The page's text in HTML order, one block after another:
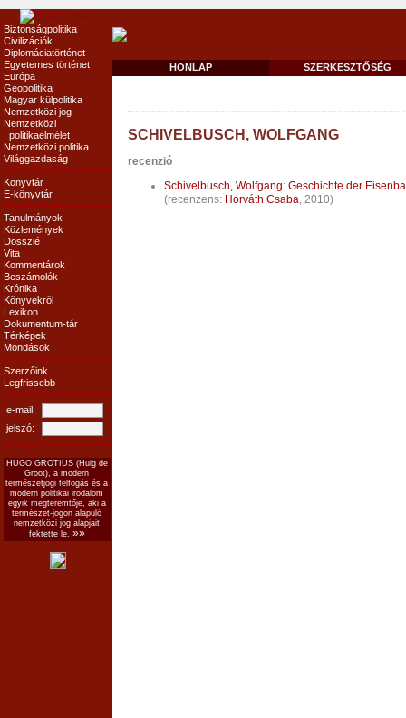
Biztonságpolitika
Civilizációk
Diplomáciatörténet
Egyetemes történet
Európa
Geopolitika
Magyar külpolitika
Nemzetközi jog
Nemzetközi
politikaelmélet
Nemzetközi politika
Világgazdaság
Könyvtár
E-könyvtár
Tanulmányok
Közlemények
Dosszié
Vita
Kommentárok
Beszámolók
Krónika
Könyvekről
Lexikon
Dokumentum-tár
Térképek
Mondások
Szerzőink
Legfrissebb
e-mail:
jelszó:
HUGO GROTIUS (Huig de
Groot), a modern
természetjogi felfogás és a
modern politikai irodalom
egyik megteremtője, aki a
természet-jogon alapuló
nemzetközi jog alapjait
fektette le. »»
HONLAP SZERKESZTŐSÉG
SCHIVELBUSCH, WOLFGANG
recenzió
Schivelbusch, Wolfgang: Geschichte der
(recenzens: Horváth Csaba, 2010)